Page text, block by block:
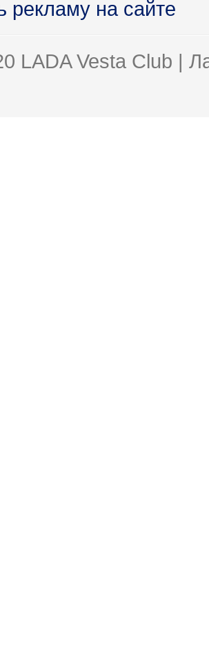
рекламу на сайте
LADA Vesta Club |